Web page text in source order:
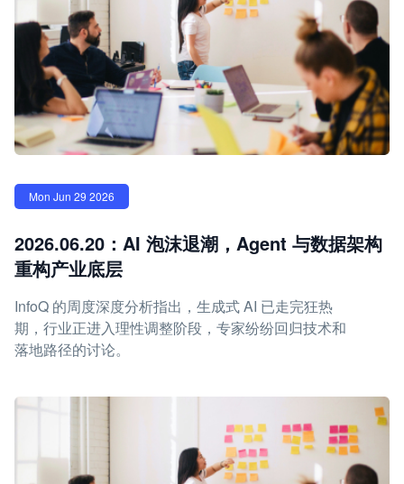
Mon Jun 29 2026
2026.06.20：AI 泡沫退潮，Agent 与数据架构
重构产业底层
InfoQ 的周度深度分析指出，生成式 AI 已走完狂热
期，行业正进入理性调整阶段，专家纷纷回归技术和
落地路径的讨论。